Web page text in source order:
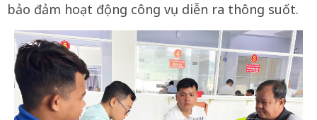
bảo đảm hoạt động công vụ diễn ra thông suốt.